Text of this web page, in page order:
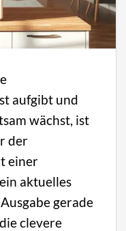
aufgibt und
wächst, ist
der
einer
aktuelles
gerade
clevere